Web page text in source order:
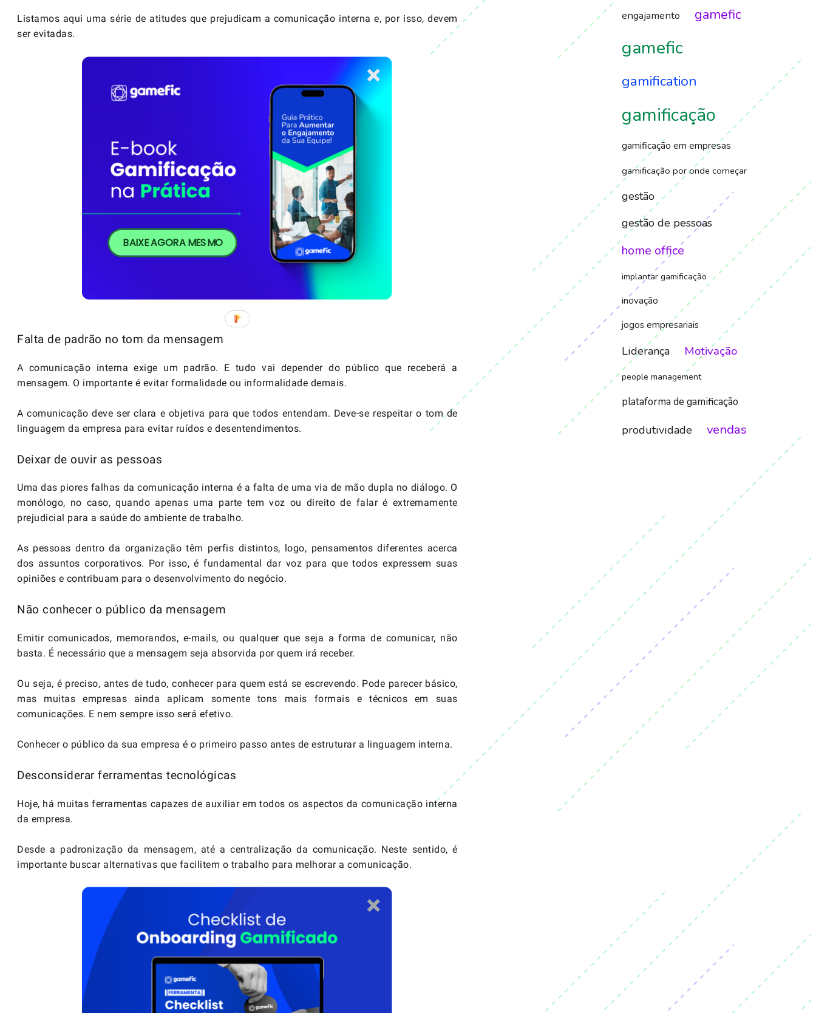
Listamos aqui uma série de atitudes que prejudicam a comunicação interna e, por isso, devem
ser evitadas.
BAIXE AGORA MESMO
Falta de padrão no tom da mensagem
A comunicação interna exige um padrão. E tudo vai depender do público que receberá a
mensagem. O importante é evitar formalidade ou informalidade demais.
A comunicação deve ser clara e objetiva para que todos entendam. Deve-se respeitar o tom de
linguagem da empresa para evitar ruídos e desentendimentos.
Deixar de ouvir as pessoas
Uma das piores falhas da comunicação interna é a falta de uma via de mão dupla no diálogo. O
monólogo, no caso, quando apenas uma parte tem voz ou direito de falar é extremamente
prejudicial para a saúde do ambiente de trabalho.
As pessoas dentro da organização têm perfis distintos, logo, pensamentos diferentes acerca
dos assuntos corporativos. Por isso, é fundamental dar voz para que todos expressem suas
opiniões e contribuam para o desenvolvimento do negócio.
Não conhecer o público da mensagem
Emitir comunicados, memorandos, e-mails, ou qualquer que seja a forma de comunicar, não
basta. É necessário que a mensagem seja absorvida por quem irá receber.
Ou seja, é preciso, antes de tudo, conhecer para quem está se escrevendo. Pode parecer básico,
mas muitas empresas ainda aplicam somente tons mais formais e técnicos em suas
comunicações. E nem sempre isso será efetivo.
Conhecer o público da sua empresa é o primeiro passo antes de estruturar a linguagem interna.
Desconsiderar ferramentas tecnológicas
Hoje, há muitas ferramentas capazes de auxiliar em todos os aspectos da comunicação interna
da empresa.
Desde a padronização da mensagem, até a centralização da comunicação. Neste sentido, é
importante buscar alternativas que facilitem o trabalho para melhorar a comunicação.
engajamento gamefic
gamefic
gamification
gamificação
gamificação em empresas
gamificação por onde começar
gestão
gestão de pessoas
home office
implantar gamificação
inovação
jogos empresariais
Liderança Motivação
people management
plataforma de gamificação
produtividade vendas